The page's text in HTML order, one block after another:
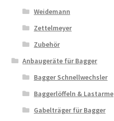
Weidemann
Zettelmeyer
Zubehör
Anbaugeräte für Bagger
Bagger Schnellwechsler
Baggerlöffeln & Lastarme
Gabelträger für Bagger